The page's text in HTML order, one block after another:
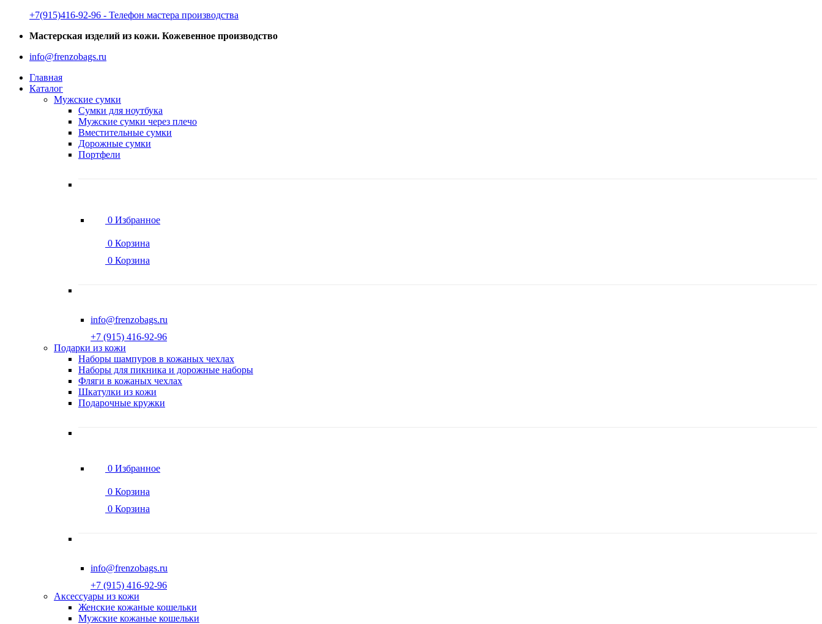
‭+7(915)416-92-96 ‬- Телефон мастера производства
Мастерская изделий из кожи. Кожевенное производство
info@frenzobags.ru
Главная
Каталог
Мужские сумки
Сумки для ноутбука
Мужские сумки через плечо
Вместительные сумки
Дорожные сумки
Портфели
0 Избранное
0 Корзина
0 Корзина
info@frenzobags.ru
‭+7 (915) 416-92-96
Подарки из кожи
Наборы шампуров в кожаных чехлах
Наборы для пикника и дорожные наборы
Фляги в кожаных чехлах
Шкатулки из кожи
Подарочные кружки
0 Избранное
0 Корзина
0 Корзина
info@frenzobags.ru
‭+7 (915) 416-92-96
Аксессуары из кожи
Женские кожаные кошельки
Мужские кожаные кошельки